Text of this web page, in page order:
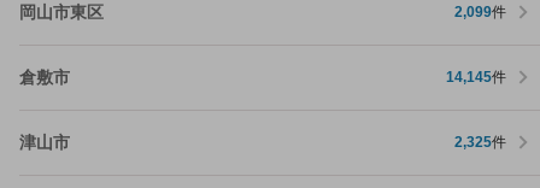
岡山市東区 2,099件
倉敷市 14,145件
津山市 2,325件